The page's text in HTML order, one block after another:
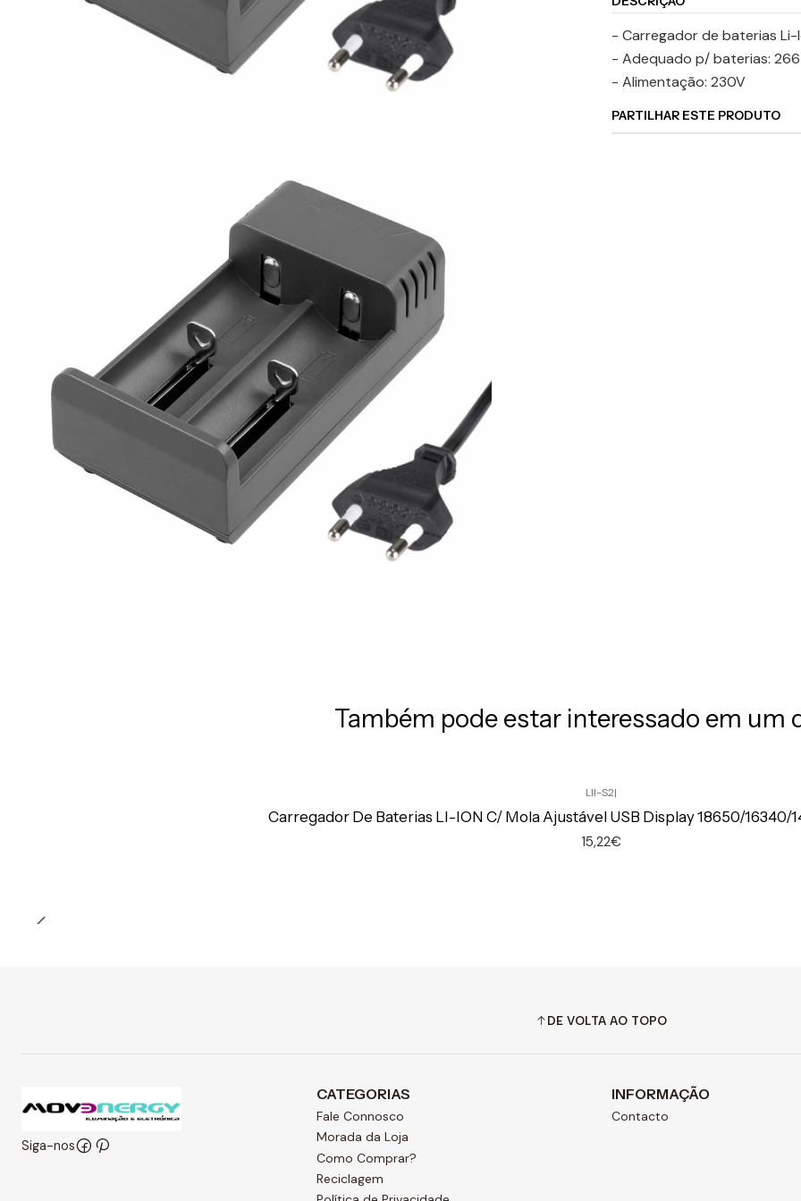
- Carregador de baterias Li-
- Adequado p/ baterias:
- Alimentação: 230V
PARTILHAR ESTE PRODUTO
Também pode estar interessado em um
LII-S2|
Carregador De Baterias LI-ION C/ Mola Ajustável USB Display 18650/
15,22€
DE VOLTA AO TOPO
Siga-nos
CATEGORIAS
Fale Connosco
Morada da Loja
Como Comprar?
Reciclagem
INFORMAÇÃO
Contacto